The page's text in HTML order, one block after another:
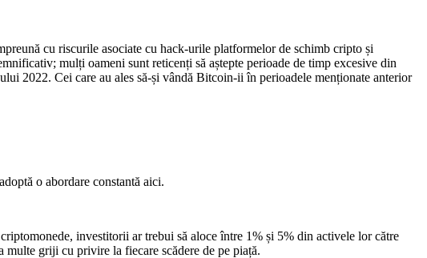
cu riscurile asociate cu hack-urile platformelor de schimb cripto și
mulți oameni sunt reticenți să aștepte perioade de timp excesive din
2022. Cei care au ales să-și vândă Bitcoin-ii în perioadele menționate anterior
o abordare constantă aici.
investitorii ar trebui să aloce între 1% și 5% din activele lor către
griji cu privire la fiecare scădere de pe piață.